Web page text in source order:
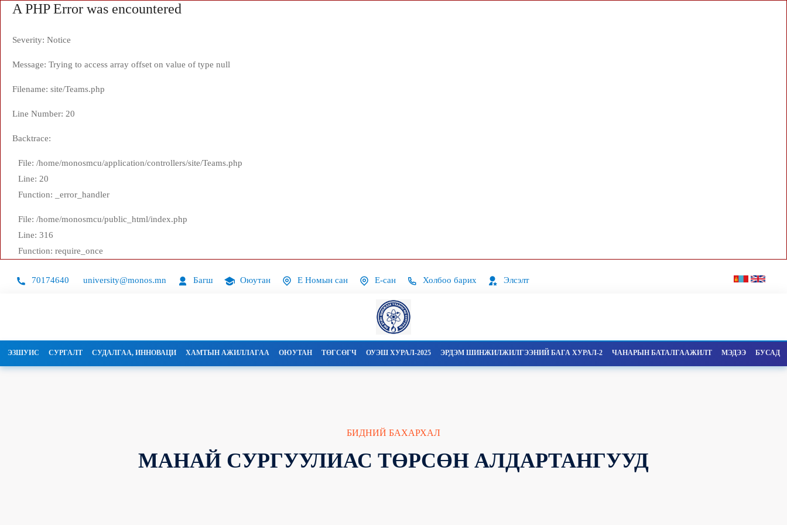
A PHP Error was encountered
Severity: Notice
Message: Trying to access array offset on value of type null
Filename: site/Teams.php
Line Number: 20
Backtrace:
File: /home/monosmcu/application/controllers/site/Teams.php
Line: 20
Function: _error_handler
File: /home/monosmcu/public_html/index.php
Line: 316
Function: require_once
70174640 university@monos.mn Багш Оюутан Е Номын сан Е-сан Холбоо барих Элсэлт
ЭЗШУИС СУРГАЛТ СУДАЛГАА, ИННОВАЦИ ХАМТЫН АЖИЛЛАГАА ОЮУТАН ТӨГСӨГЧ ОУЭШ ХУРАЛ-2025 ЭРДЭМ ШИНЖИЛЖИЛГЭЭНИЙ БАГА ХУРАЛ-2 ЧАНАРЫН БАТАЛГААЖИЛТ МЭДЭЭ БУСАД
БИДНИЙ БАХАРХАЛ
МАНАЙ СУРГУУЛИАС ТӨРСӨН АЛДАРТАНГУУД